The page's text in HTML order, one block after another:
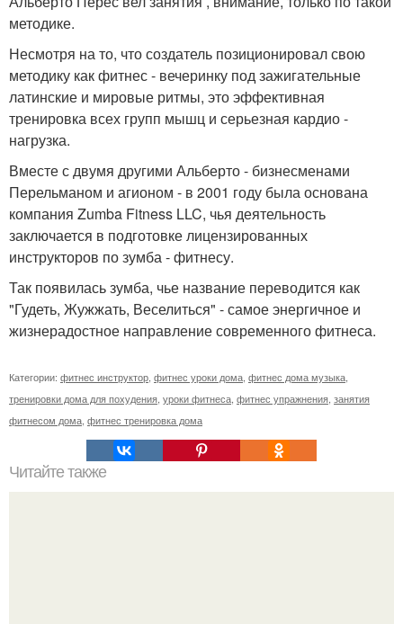
методике.
Несмотря на то, что создатель позиционировал свою
методику как фитнес - вечеринку под зажигательные
латинские и мировые ритмы, это эффективная
тренировка всех групп мышц и серьезная кардио -
нагрузка.
Вместе с двумя другими Альберто - бизнесменами
Перельманом и агионом - в 2001 году была основана
компания Zumba Fitness LLC, чья деятельность
заключается в подготовке лицензированных
инструкторов по зумба - фитнесу.
Так появилась зумба, чье название переводится как
"Гудеть, Жужжать, Веселиться" - самое энергичное и
жизнерадостное направление современного фитнеса.
Категории: фитнес инструктор фитнес уроки дома фитнес дома музыка
тренировки дома для похудения уроки фитнеса фитнес упражнения занятия
фитнесом дома фитнес тренировка дома
Читайте также